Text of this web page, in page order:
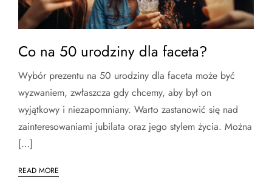
Co na 50 urodziny dla faceta?
Wybór prezentu na 50 urodziny dla faceta może być
wyzwaniem, zwłaszcza gdy chcemy, aby był on
wyjątkowy i niezapomniany. Warto zastanowić się nad
zainteresowaniami jubilata oraz jego stylem życia. Można
[…]
READ MORE